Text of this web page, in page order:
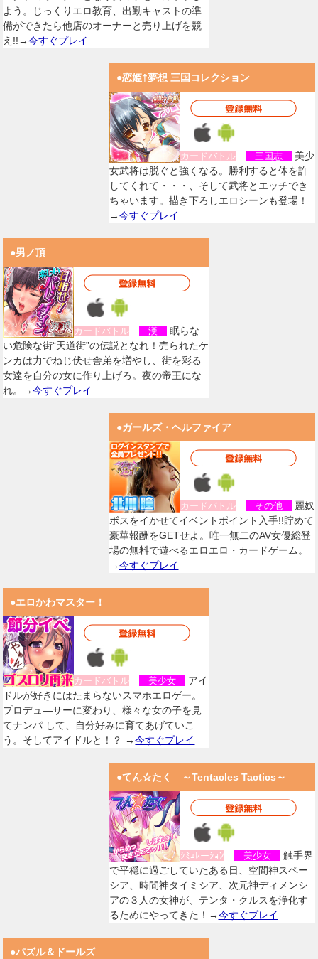
よう。じっくりエロ教育、出勤キャストの準
備ができたら他店のオーナーと売り上げを競
え!!→今すぐプレイ
●恋姫†夢想 三国コレクション
カードバトル 三国志
美少
女武将は脱ぐと強くなる。勝利すると体を許
してくれて・・・、そして武将とエッチでき
ちゃいます。描き下ろしエロシーンも登場！
→今すぐプレイ
●男ノ頂
カードバトル 漢
眠らな
い危険な街“天道街”の伝説となれ！売られたケ
ンカは力でねじ伏せ舎弟を増やし、街を彩る
女達を自分の女に作り上げろ。夜の帝王にな
れ。→今すぐプレイ
●ガールズ・ヘルファイア
カードバトル その他
麗奴
ボスをイかせてイベントポイント入手!!貯めて
豪華報酬をGETせよ。唯一無二のAV女優総登
場の無料で遊べるエロエロ・カードゲーム。
→今すぐプレイ
●エロかわマスター！
カードバトル 美少女
アイ
ドルが好きにはたまらないスマホエロゲー。
プロデュ―サーに変わり、様々な女の子を見
てナンパ して、自分好みに育てあげていこ
う。そしてアイドルと！？ →今すぐプレイ
●てん☆たく ～Tentacles Tactics～
ｼﾐｭﾚーｼｮﾝ 美少女
触手界
で平穏に過ごしていたある日、空間神スペー
シア、時間神タイミシア、次元神ディメンシ
アの３人の女神が、テンタ・クルスを浄化す
るためにやってきた！→今すぐプレイ
●パズル＆ドールズ